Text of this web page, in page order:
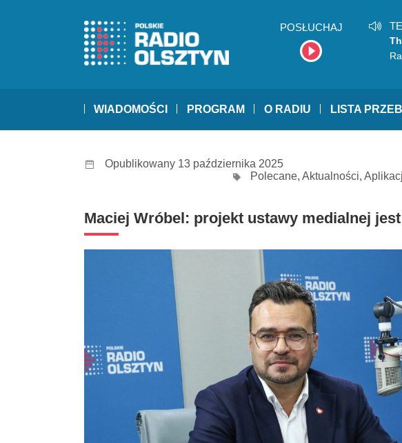
POSŁUCHAJ
WIADOMOŚCI PROGRAM O RADIU LISTA
Opublikowany 13 października 2025
Polecane, Aktualności,
Maciej Wróbel: projekt ustawy medialnej